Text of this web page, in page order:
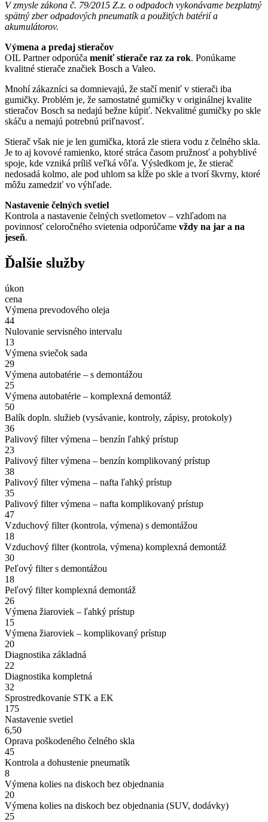
V zmysle zákona č. 79/2015 Z.z. o odpadoch vykonávame bezplatný
spätný zber odpadových pneumatík a použitých batérií a
akumulátorov.
Výmena a predaj stieračov
OIL Partner odporúča meniť stierače raz za rok. Ponúkame
kvalitné stierače značiek Bosch a Valeo.
Mnohí zákazníci sa domnievajú, že stačí meniť v stierači iba
gumičky. Problém je, že samostatné gumičky v originálnej kvalite
stieračov Bosch sa nedajú bežne kúpiť. Nekvalitné gumičky po skle
skáču a nemajú potrebnú priľnavosť.
Stierač však nie je len gumička, ktorá zle stiera vodu z čelného skla.
Je to aj kovové ramienko, ktoré stráca časom pružnosť a pohyblivé
spoje, kde vzniká príliš veľká vôľa. Výsledkom je, že stierač
nedosadá kolmo, ale pod uhlom sa kĺže po skle a tvorí škvrny, ktoré
môžu zamedziť vo výhľade.
Nastavenie čelných svetiel
Kontrola a nastavenie čelných svetlometov – vzhľadom na
povinnosť celoročného svietenia odporúčame vždy na jar a na
jeseň.
Ďalšie služby
úkon
cena
Výmena prevodového oleja
44
Nulovanie servisného intervalu
13
Výmena sviečok sada
29
Výmena autobatérie – s demontážou
25
Výmena autobatérie – komplexná demontáž
50
Balík dopln. služieb (vysávanie, kontroly, zápisy, protokoly)
36
Palivový filter výmena – benzín ľahký prístup
23
Palivový filter výmena – benzín komplikovaný prístup
38
Palivový filter výmena – nafta ľahký prístup
35
Palivový filter výmena – nafta komplikovaný prístup
47
Vzduchový filter (kontrola, výmena) s demontážou
18
Vzduchový filter (kontrola, výmena) komplexná demontáž
30
Peľový filter s demontážou
18
Peľový filter komplexná demontáž
26
Výmena žiaroviek – ľahký prístup
15
Výmena žiaroviek – komplikovaný prístup
20
Diagnostika základná
22
Diagnostika kompletná
32
Sprostredkovanie STK a EK
175
Nastavenie svetiel
6,50
Oprava poškodeného čelného skla
45
Kontrola a dohustenie pneumatík
8
Výmena kolies na diskoch bez objednania
20
Výmena kolies na diskoch bez objednania (SUV, dodávky)
25